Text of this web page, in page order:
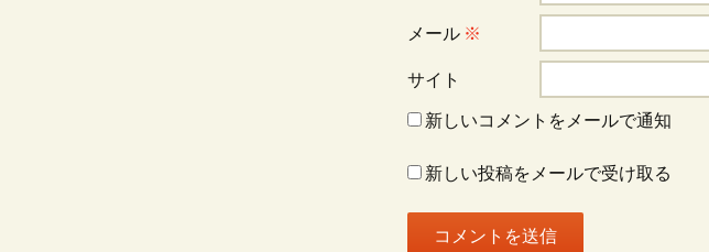
メール ※
サイト
新しいコメントをメールで通知
新しい投稿をメールで受け取る